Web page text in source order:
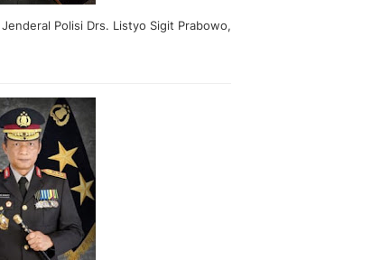
Jenderal Polisi Drs. Listyo Sigit Prabowo,